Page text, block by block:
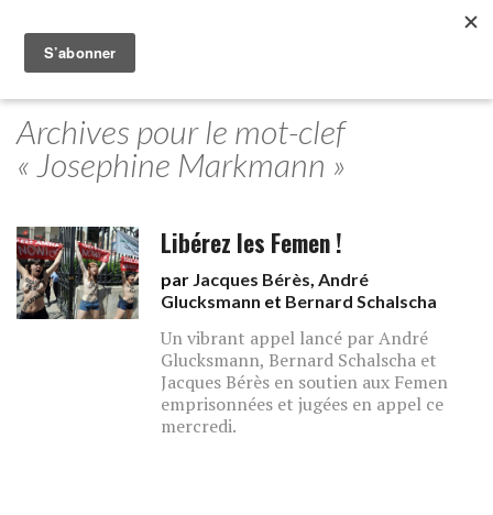
Archives pour le mot-clef
« Josephine Markmann »
Libérez les Femen !
par Jacques Bérès,André
Glucksmann et Bernard Schalscha
Un vibrant appel lancé par André
Glucksmann, Bernard Schalscha et
Jacques Bérès en soutien aux Femen
emprisonnées et jugées en appel ce
mercredi.